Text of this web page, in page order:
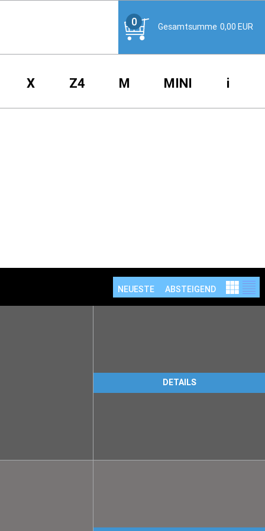
0 Gesamtsumme 0,00 EUR
X Z4 M MINI i
NEUESTE ABSTEIGEND
DETAILS